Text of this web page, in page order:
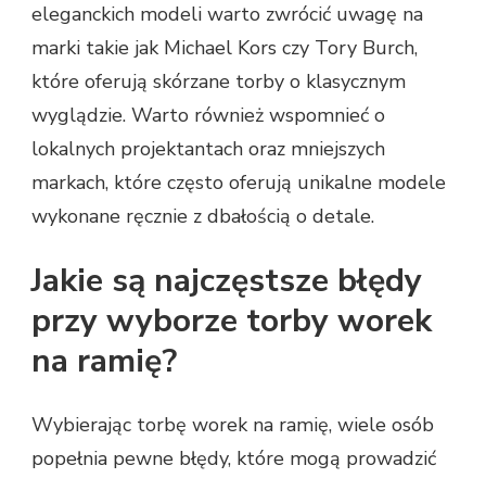
eleganckich modeli warto zwrócić uwagę na
marki takie jak Michael Kors czy Tory Burch,
które oferują skórzane torby o klasycznym
wyglądzie. Warto również wspomnieć o
lokalnych projektantach oraz mniejszych
markach, które często oferują unikalne modele
wykonane ręcznie z dbałością o detale.
Jakie są najczęstsze błędy
przy wyborze torby worek
na ramię?
Wybierając torbę worek na ramię, wiele osób
popełnia pewne błędy, które mogą prowadzić